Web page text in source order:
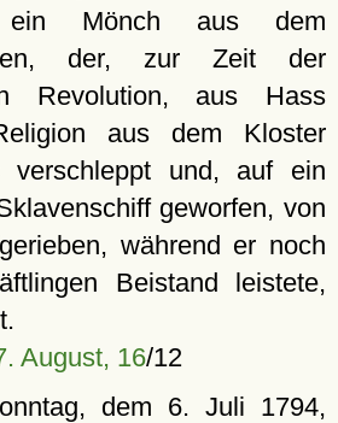
Mönch aus dem
der, zur Zeit der
Revolution, aus Hass
aus dem Kloster
verschleppt und, auf ein
geworfen, von
während er noch
Beistand leistete,
August, 16/12
dem 6. Juli 1794,